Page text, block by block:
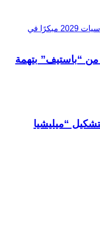
“باستيف” بتهمة
“ميليشيا